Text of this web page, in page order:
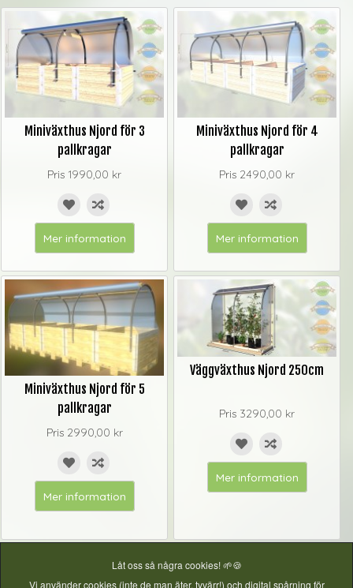
Miniväxthus Njord för 3
pallkragar
Pris 1990,00 kr
Mer information
Miniväxthus Njord för 4
pallkragar
Pris 2490,00 kr
Mer information
Miniväxthus Njord för 5
pallkragar
Pris 2990,00 kr
Mer information
Väggväxthus Njord 250cm
Pris 3290,00 kr
Mer information
Låt oss så några cookies! 🌱🍪
Vi använder cookies (inte de man äter, tyvärr!) och digital spårning för